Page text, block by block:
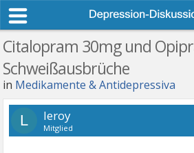
Citalopram 30mg und
Schweißausbrüche
in Medikamente & Antidepressiva
L leroy
Mitglied